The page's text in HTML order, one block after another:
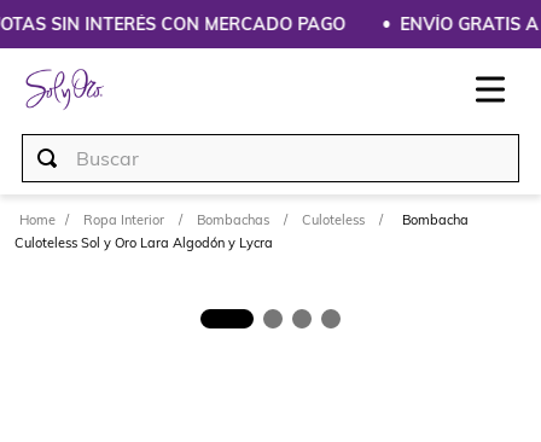
SIN INTERÉS CON MERCADO PAGO ENVÍO GRATIS
Buscar
Ropa Interior Bombachas Culoteless
Bombacha
Culoteless Sol y Oro Lara Algodón y Lycra